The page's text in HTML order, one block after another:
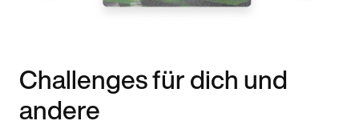
Challenges für dich und
andere